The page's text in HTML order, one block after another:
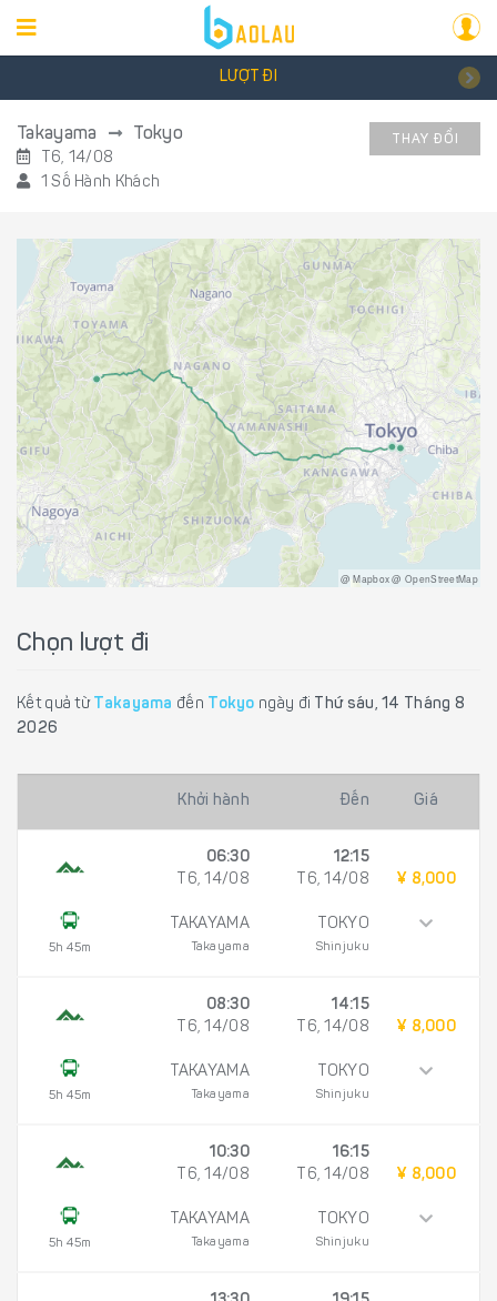
LƯỢT ĐI
Takayama Tokyo
T6, 14/08
1 Số Hành Khách
THAY ĐỔI
@ Mapbox @ OpenStreetMap
Chọn lượt đi
Kết quả từ Takayama đến Tokyo ngày đi
Thứ sáu, 14 Tháng 8
2026
Khởi hành Đến Giá
5h 45m
06:30
T6, 14/08
TAKAYAMA
Takayama
12:15
T6, 14/08
TOKYO
Shinjuku
¥ 8,000
5h 45m
08:30
T6, 14/08
TAKAYAMA
Takayama
14:15
T6, 14/08
TOKYO
Shinjuku
¥ 8,000
5h 45m
10:30
T6, 14/08
TAKAYAMA
Takayama
16:15
T6, 14/08
TOKYO
Shinjuku
¥ 8,000